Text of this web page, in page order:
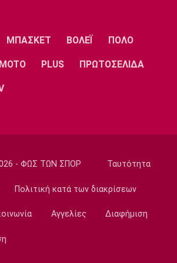
την Άντερλεχτ
από την Ολλανδία
- ΤΣΣΚΑ 1948 1-1: Τα
ΜΠΑΣΚΕΤ ΒΟΛΕΪ ΠΟΛΟ
PLUS ΠΡΩΤΟΣΕΛΙΔΑ
- ΦΩΣ ΤΩΝ ΣΠΟΡ Ταυτότητα
Πολιτική κατά των διακρίσεων
Αγγελίες Διαφήμιση